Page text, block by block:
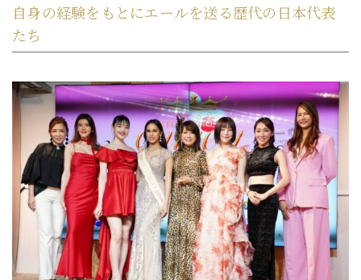
自身の経験をもとにエールを送る歴代の日本代表
たち